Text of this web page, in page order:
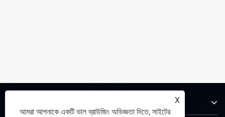
X
আমরা আপনাকে একটি ভাল ব্রাউজিং অভিজ্ঞতা দিতে, সাইটের